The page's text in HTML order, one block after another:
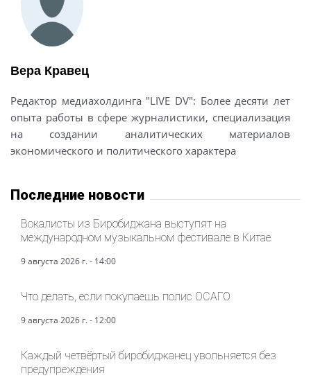
Вера Кравец
Редактор медиахолдинга "LIVE DV": Более десяти лет
опыта работы в сфере журналистики, специализация
на создании аналитических материалов
экономического и политического характера
Последние новости
Вокалисты из Биробиджана выступят на
международном музыкальном фестивале в Китае
9 августа 2026 г. - 14:00
Что делать, если покупаешь полис ОСАГО
9 августа 2026 г. - 12:00
Каждый четвёртый биробиджанец увольняется без
предупреждения